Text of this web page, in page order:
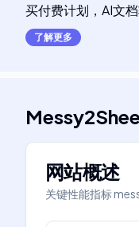
买付费计划，AI文
了解更多
网站概述
关键性能指标